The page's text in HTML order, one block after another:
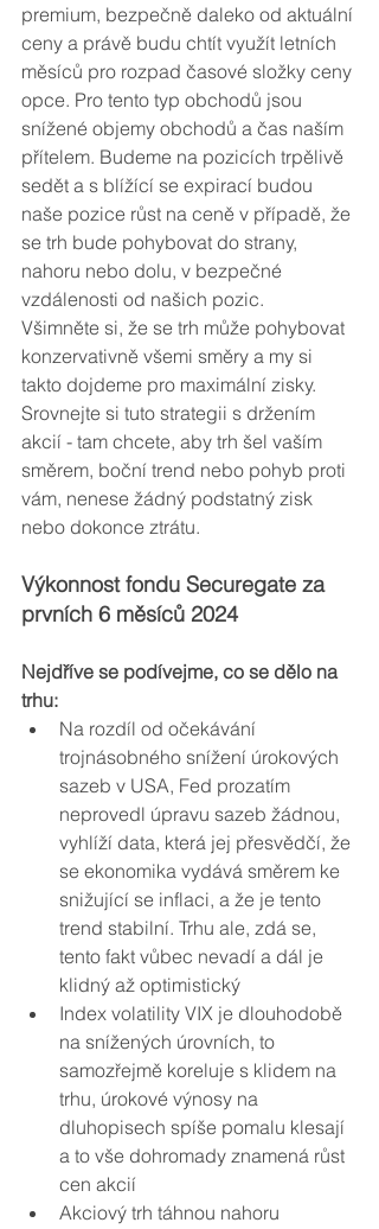
premium, bezpečně daleko od aktuální
ceny a právě budu chtít využít letních
měsíců pro rozpad časové složky ceny
opce. Pro tento typ obchodů jsou
snížené objemy obchodů a čas naším
přítelem. Budeme na pozicích trpělivě
sedět a s blížící se expirací budou
naše pozice růst na ceně v případě, že
se trh bude pohybovat do strany,
nahoru nebo dolu, v bezpečné
vzdálenosti od našich pozic.
Všimněte si, že se trh může pohybovat
konzervativně všemi směry a my si
takto dojdeme pro maximální zisky.
Srovnejte si tuto strategii s držením
akcií - tam chcete, aby trh šel vaším
směrem, boční trend nebo pohyb proti
vám, nenese žádný podstatný zisk
nebo dokonce ztrátu.
Výkonnost fondu Securegate za
prvních 6 měsíců 2024
Nejdříve se podívejme, co se dělo na
trhu:
Na rozdíl od očekávání
trojnásobného snížení úrokových
sazeb v USA, Fed prozatím
neprovedl úpravu sazeb žádnou,
vyhlíží data, která jej přesvědčí, že
se ekonomika vydává směrem ke
snižující se inflaci, a že je tento
trend stabilní. Trhu ale, zdá se,
tento fakt vůbec nevadí a dál je
klidný až optimistický
Index volatility VIX je dlouhodobě
na snížených úrovních, to
samozřejmě koreluje s klidem na
trhu, úrokové výnosy na
dluhopisech spíše pomalu klesají
a to vše dohromady znamená růst
cen akcií
Akciový trh táhnou nahoru